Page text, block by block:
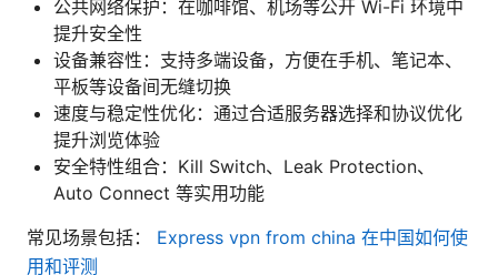
公共网络保护：在咖啡馆、机场等公开 Wi-Fi 环境中
提升安全性
设备兼容性：支持多端设备，方便在手机、笔记本、
平板等设备间无缝切换
速度与稳定性优化：通过合适服务器选择和协议优化
提升浏览体验
安全特性组合：Kill Switch、Leak Protection、
Auto Connect 等实用功能
常见场景包括： Express vpn from china 在中国如何使
用和评测